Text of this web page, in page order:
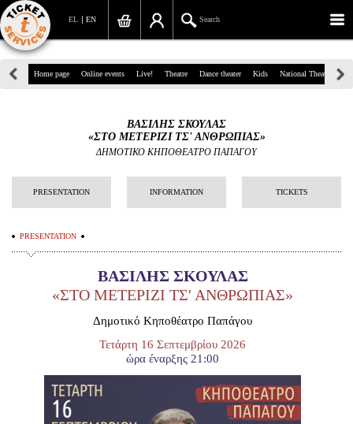
EN
EL Search
39, Panepistimiou Str, Athens
info@ticketservices.gr
Sign up/Sign in
Personal Data
Information
Είσοδος διαχειριστή
Home page Online events Live! Theatre Dance theater Kids National Theatre
ΒΑΣΙΛΗΣ ΣΚΟΥΛΑΣ
«ΣΤΟ ΜΕΤΕΡΙΖΙ ΤΣ' ΑΝΘΡΩΠΙΑΣ»
ΔΗΜΟΤΙΚΟ ΚΗΠΟΘΕΑΤΡΟ ΠΑΠΑΓΟΥ
PRESENTATION INFORMATION TICKETS
PRESENTATION
ΒΑΣΙΛΗΣ ΣΚΟΥΛΑΣ
«ΣΤΟ ΜΕΤΕΡΙΖΙ ΤΣ' ΑΝΘΡΩΠΙΑΣ»
Δημοτικό Κηποθέατρο Παπάγου
Τετάρτη 16 Σεπτεμβρίου 2026
ώρα έναρξης 21:00